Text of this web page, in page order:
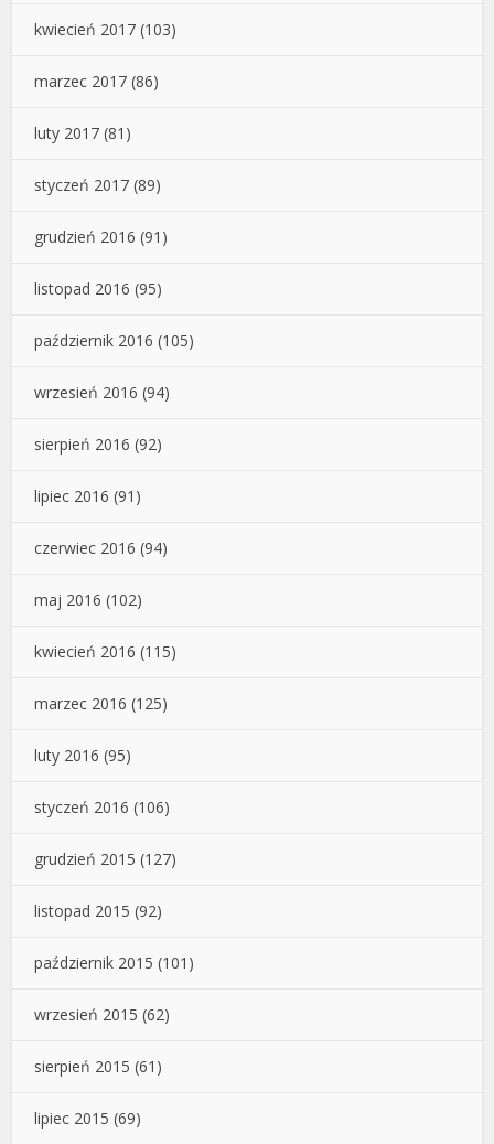
kwiecień 2017 (103)
marzec 2017 (86)
luty 2017 (81)
styczeń 2017 (89)
grudzień 2016 (91)
listopad 2016 (95)
październik 2016 (105)
wrzesień 2016 (94)
sierpień 2016 (92)
lipiec 2016 (91)
czerwiec 2016 (94)
maj 2016 (102)
kwiecień 2016 (115)
marzec 2016 (125)
luty 2016 (95)
styczeń 2016 (106)
grudzień 2015 (127)
listopad 2015 (92)
październik 2015 (101)
wrzesień 2015 (62)
sierpień 2015 (61)
lipiec 2015 (69)